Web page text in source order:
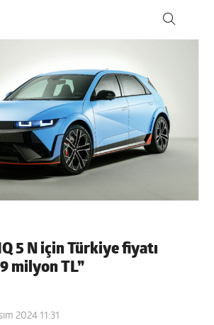
5 N için Türkiye fiyatı
milyon TL”
2024 11:31